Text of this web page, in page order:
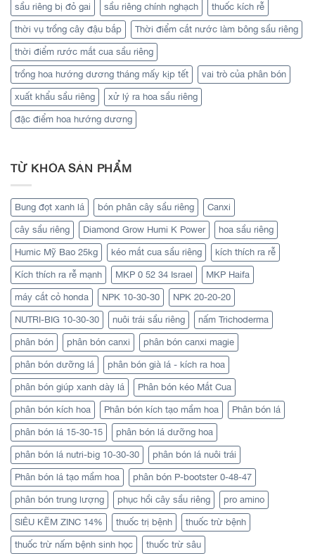
sầu riêng bị đỏ gai sầu riêng chính nghạch thuốc kích rễ
thời vụ trồng cây đậu bắp Thời điểm cắt nước làm bông sầu riêng
thời điểm rước mắt cua sầu riêng
trồng hoa hướng dương tháng mấy kịp tết vai trò của phân bón
xuất khẩu sầu riêng xử lý ra hoa sầu riêng
đặc điểm hoa hướng dương
TỪ KHÓA SẢN PHẨM
Bung đọt xanh lá bón phân cây sầu riêng Canxi
cây sầu riêng Diamond Grow Humi K Power hoa sầu riêng
Humic Mỹ Bao 25kg kéo mắt cua sầu riêng kích thích ra rễ
Kích thích ra rễ mạnh MKP 0 52 34 Israel MKP Haifa
máy cắt cỏ honda NPK 10-30-30 NPK 20-20-20
NUTRI-BIG 10-30-30 nuôi trái sầu riêng nấm Trichoderma
phân bón phân bón canxi phân bón canxi magie
phân bón dưỡng lá phân bón già lá - kích ra hoa
phân bón giúp xanh dày lá Phân bón kéo Mắt Cua
phân bón kích hoa Phân bón kích tạo mầm hoa Phân bón lá
phân bón lá 15-30-15 phân bón lá dưỡng hoa
phân bón lá nutri-big 10-30-30 phân bón lá nuôi trái
Phân bón lá tạo mầm hoa phân bón P-bootster 0-48-47
phân bón trung lượng phục hồi cây sầu riêng pro amino
SIÊU KẼM ZINC 14% thuốc trị bệnh thuốc trừ bệnh
thuốc trừ nấm bệnh sinh học thuốc trừ sâu